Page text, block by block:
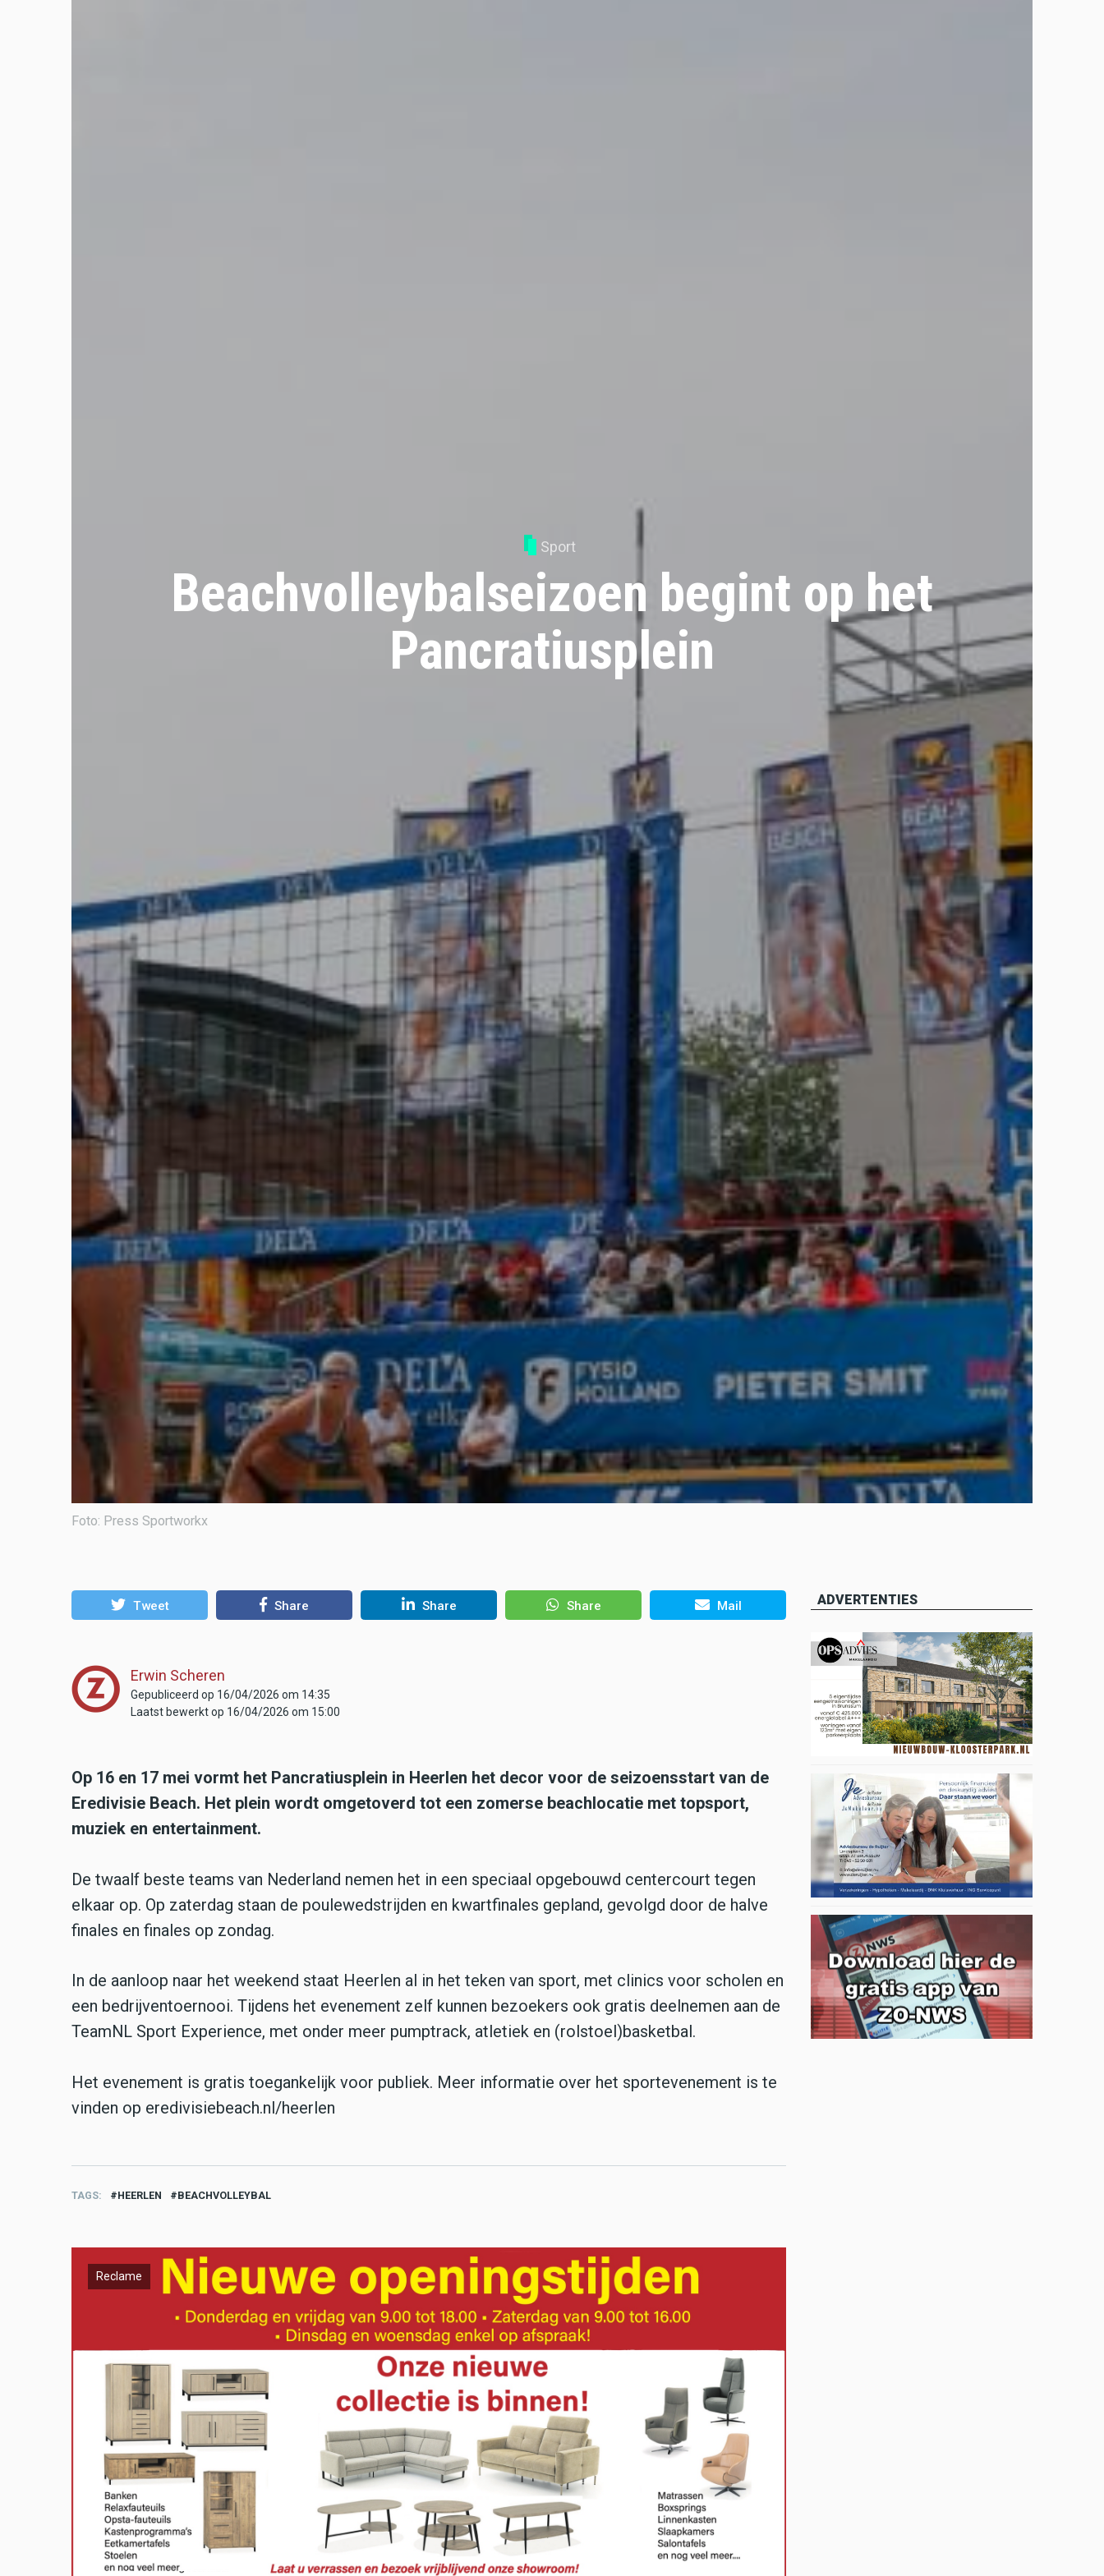
Sport
Beachvolleybalseizoen begint op het
Pancratiusplein
Foto: Press Sportworkx
Tweet Share Share Share Mail
Erwin Scheren
Gepubliceerd op 16/04/2026 om 14:35
Laatst bewerkt op 16/04/2026 om 15:00
Op 16 en 17 mei vormt het Pancratiusplein in Heerlen het decor voor de seizoensstart van de
Eredivisie Beach. Het plein wordt omgetoverd tot een zomerse beachlocatie met topsport,
muziek en entertainment.
De twaalf beste teams van Nederland nemen het in een speciaal opgebouwd centercourt tegen
elkaar op. Op zaterdag staan de poulewedstrijden en kwartfinales gepland, gevolgd door de halve
finales en finales op zondag.
In de aanloop naar het weekend staat Heerlen al in het teken van sport, met clinics voor scholen en
een bedrijventoernooi. Tijdens het evenement zelf kunnen bezoekers ook gratis deelnemen aan de
TeamNL Sport Experience, met onder meer pumptrack, atletiek en (rolstoel)basketbal.
Het evenement is gratis toegankelijk voor publiek. Meer informatie over het sportevenement is te
vinden op eredivisiebeach.nl/heerlen
TAGS HEERLEN BEACHVOLLEYBAL
Reclame
ADVERTENTIES